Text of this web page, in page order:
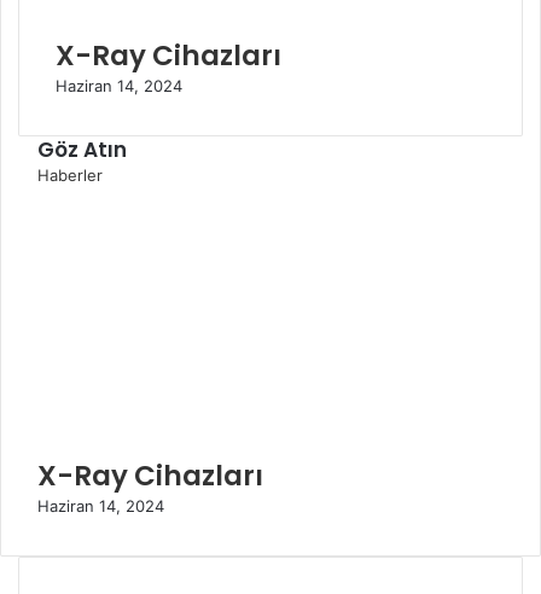
X-Ray Cihazları
Haziran 14, 2024
Göz Atın
K
Haberler
X-Ray Cihazları
Haziran 14, 2024